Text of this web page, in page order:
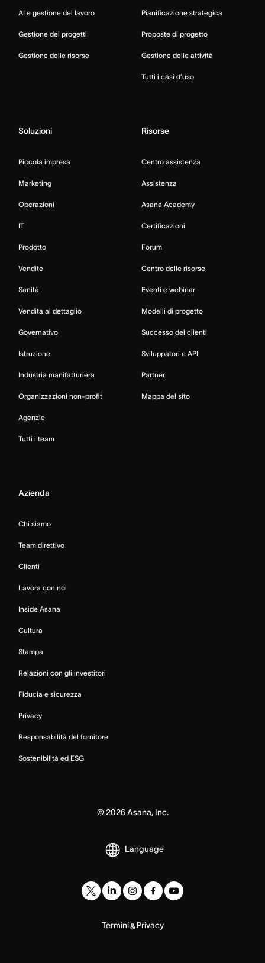
AI e gestione del lavoro
Gestione dei progetti
Gestione delle risorse
Pianificazione strategica
Proposte di progetto
Gestione delle attività
Tutti i casi d’uso
Soluzioni
Piccola impresa
Marketing
Operazioni
IT
Prodotto
Vendite
Sanità
Vendita al dettaglio
Governativo
Istruzione
Industria manifatturiera
Organizzazioni non-profit
Agenzie
Tutti i team
Risorse
Centro assistenza
Assistenza
Asana Academy
Certificazioni
Forum
Centro delle risorse
Eventi e webinar
Modelli di progetto
Successo dei clienti
Sviluppatori e API
Partner
Mappa del sito
Azienda
Chi siamo
Team direttivo
Clienti
Lavora con noi
Inside Asana
Cultura
Stampa
Relazioni con gli investitori
Fiducia e sicurezza
Privacy
Responsabilità del fornitore
Sostenibilità ed ESG
© 2026Asana, Inc.
Language
Termini& Privacy